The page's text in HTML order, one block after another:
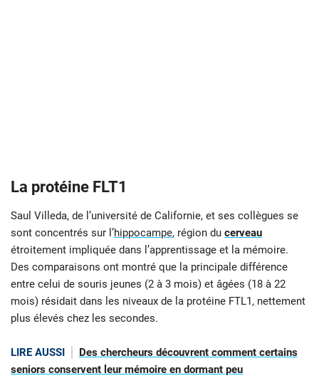
La protéine FLT1
Saul Villeda, de l’université de Californie, et ses collègues se
sont concentrés sur l’hippocampe, région du cerveau
étroitement impliquée dans l’apprentissage et la mémoire.
Des comparaisons ont montré que la principale différence
entre celui de souris jeunes (2 à 3 mois) et âgées (18 à 22
mois) résidait dans les niveaux de la protéine FTL1, nettement
plus élevés chez les secondes.
LIRE AUSSI
Des chercheurs découvrent comment certains
seniors conservent leur mémoire en dormant peu